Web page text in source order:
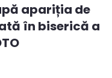
apariția de
în biserică a